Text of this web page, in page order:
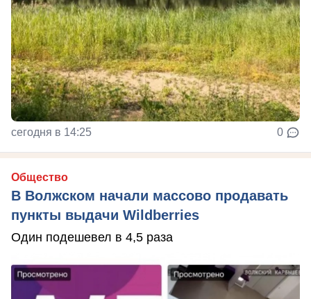
сегодня в 14:25 0
Общество
В Волжском начали массово продавать
пункты выдачи Wildberries
Один подешевел в 4,5 раза